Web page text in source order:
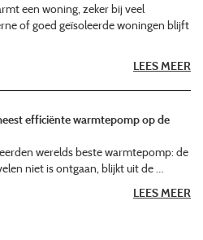
een woning, zeker bij veel
of goed geïsoleerde woningen blijft
LEES MEER
efficiënte warmtepomp op de
werelds beste warmtepomp: de
niet is ontgaan, blijkt uit de …
LEES MEER